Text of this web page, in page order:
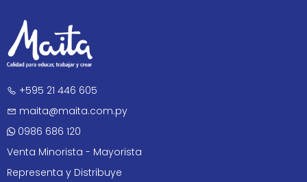
+595 21 446 605
maita@maita.com.py
0986 686 120
Venta Minorista - Mayorista
Representa y Distribuye